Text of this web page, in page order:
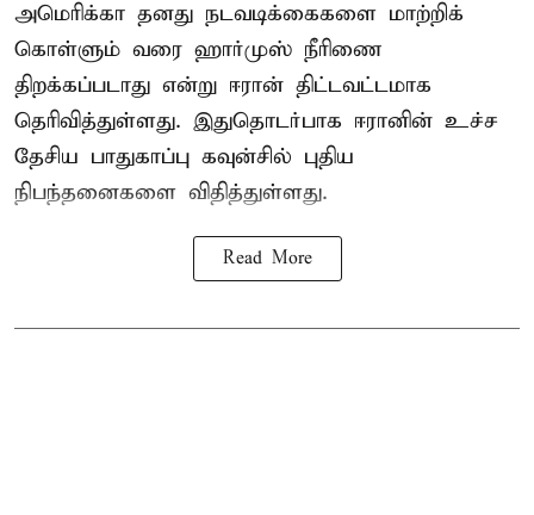
அமெரிக்கா தனது நடவடிக்கைகளை மாற்றிக்
கொள்ளும் வரை ஹார்முஸ் நீரிணை
திறக்கப்படாது என்று ஈரான் திட்டவட்டமாக
தெரிவித்துள்ளது. இதுதொடர்பாக ஈரானின் உச்ச
தேசிய பாதுகாப்பு கவுன்சில் புதிய
நிபந்தனைகளை விதித்துள்ளது.
Read More